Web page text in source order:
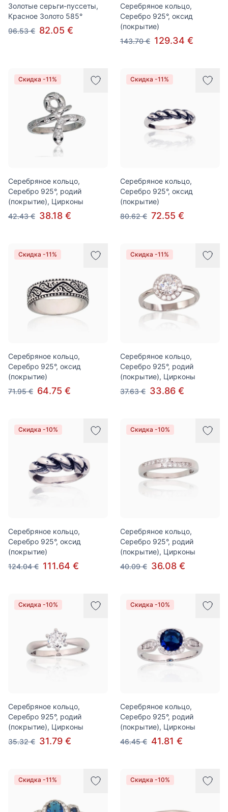
Золотые серьги-пуссеты,
Красное Золото 585°
96.53 € 82.05 €
Серебряное кольцо,
Серебро 925°, оксид
(покрытие)
143.70 € 129.34 €
Скидка -11%
Серебряное кольцо,
Серебро 925°, родий
(покрытие), Цирконы
42.43 € 38.18 €
Скидка -11%
Серебряное кольцо,
Серебро 925°, оксид
(покрытие)
80.62 € 72.55 €
Скидка -11%
Серебряное кольцо,
Серебро 925°, оксид
(покрытие)
71.95 € 64.75 €
Скидка -11%
Серебряное кольцо,
Серебро 925°, родий
(покрытие), Цирконы
37.63 € 33.86 €
Скидка -10%
Серебряное кольцо,
Серебро 925°, оксид
(покрытие)
124.04 € 111.64 €
Скидка -10%
Серебряное кольцо,
Серебро 925°, родий
(покрытие), Цирконы
40.09 € 36.08 €
Скидка -10%
Серебряное кольцо,
Серебро 925°, родий
(покрытие), Цирконы
35.32 € 31.79 €
Скидка -10%
Серебряное кольцо,
Серебро 925°, родий
(покрытие), Цирконы
46.45 € 41.81 €
Скидка -11% Скидка -10%